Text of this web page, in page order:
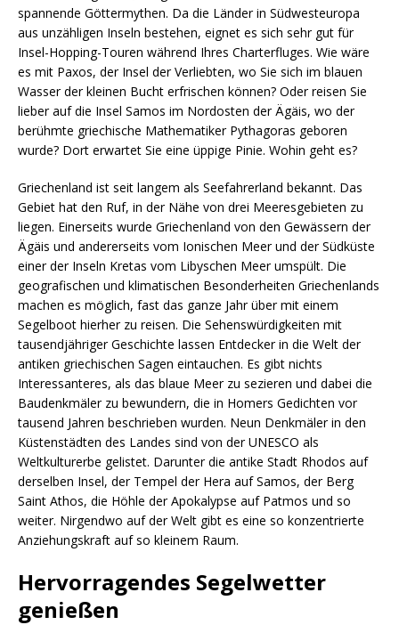
spannende Göttermythen. Da die Länder in Südwesteuropa
aus unzähligen Inseln bestehen, eignet es sich sehr gut für
Insel-Hopping-Touren während Ihres Charterfluges. Wie wäre
es mit Paxos, der Insel der Verliebten, wo Sie sich im blauen
Wasser der kleinen Bucht erfrischen können? Oder reisen Sie
lieber auf die Insel Samos im Nordosten der Ägäis, wo der
berühmte griechische Mathematiker Pythagoras geboren
wurde? Dort erwartet Sie eine üppige Pinie. Wohin geht es?
Griechenland ist seit langem als Seefahrerland bekannt. Das
Gebiet hat den Ruf, in der Nähe von drei Meeresgebieten zu
liegen. Einerseits wurde Griechenland von den Gewässern der
Ägäis und andererseits vom Ionischen Meer und der Südküste
einer der Inseln Kretas vom Libyschen Meer umspült. Die
geografischen und klimatischen Besonderheiten Griechenlands
machen es möglich, fast das ganze Jahr über mit einem
Segelboot hierher zu reisen. Die Sehenswürdigkeiten mit
tausendjähriger Geschichte lassen Entdecker in die Welt der
antiken griechischen Sagen eintauchen. Es gibt nichts
Interessanteres, als das blaue Meer zu sezieren und dabei die
Baudenkmäler zu bewundern, die in Homers Gedichten vor
tausend Jahren beschrieben wurden. Neun Denkmäler in den
Küstenstädten des Landes sind von der UNESCO als
Weltkulturerbe gelistet. Darunter die antike Stadt Rhodos auf
derselben Insel, der Tempel der Hera auf Samos, der Berg
Saint Athos, die Höhle der Apokalypse auf Patmos und so
weiter. Nirgendwo auf der Welt gibt es eine so konzentrierte
Anziehungskraft auf so kleinem Raum.
Hervorragendes Segelwetter
genießen